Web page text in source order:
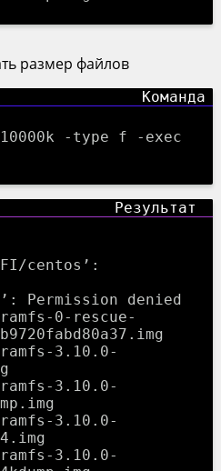
размер файлов
-type f -exec
centos’:
Permission denied